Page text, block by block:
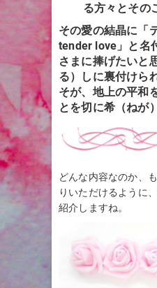
る方々とその
その愛の結晶に「
tender love」と名
さまに捧げたいと
る）しに裏付けら
そが、地上の平和
とを切に希（ねが
どんな内容なのか、
りいただけるように
紹介しますね。